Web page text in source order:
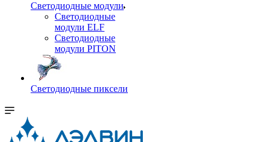
Светодиодные модули
Светодиодные
модули ELF
Светодиодные
модули PITON
Светодиодные пиксели